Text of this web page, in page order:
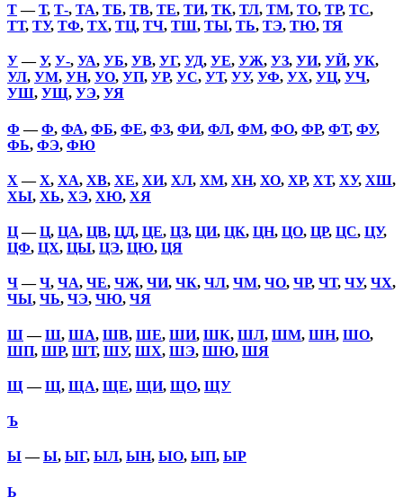
Т—Т, Т-, ТА, ТБ, ТВ, ТЕ, ТИ, ТК, ТЛ, ТМ, ТО, ТР, ТС,
ТТ, ТУ, ТФ, ТХ, ТЦ, ТЧ, ТШ, ТЫ, ТЬ, ТЭ, ТЮ, ТЯ
У—У, У-, УА, УБ, УВ, УГ, УД, УЕ, УЖ, УЗ, УИ, УЙ, УК,
УЛ, УМ, УН, УО, УП, УР, УС, УТ, УУ, УФ, УХ, УЦ, УЧ,
УШ, УЩ, УЭ, УЯ
Ф —Ф, ФА, ФБ, ФЕ, ФЗ, ФИ, ФЛ, ФМ, ФО, ФР, ФТ, ФУ,
ФЬ, ФЭ, ФЮ
Х —Х, ХА, ХВ, ХЕ, ХИ, ХЛ, ХМ, ХН, ХО, ХР, ХТ, ХУ, ХШ,
ХЫ, ХЬ, ХЭ, ХЮ, ХЯ
Ц—Ц, ЦА, ЦВ, ЦД, ЦЕ, ЦЗ, ЦИ, ЦК, ЦН, ЦО, ЦР, ЦС, ЦУ,
ЦФ, ЦХ, ЦЫ, ЦЭ, ЦЮ, ЦЯ
Ч—Ч, ЧА, ЧЕ, ЧЖ, ЧИ, ЧК, ЧЛ, ЧМ, ЧО, ЧР, ЧТ, ЧУ, ЧХ,
ЧЫ, ЧЬ, ЧЭ, ЧЮ, ЧЯ
Ш—Ш, ША, ШВ, ШЕ, ШИ, ШК, ШЛ, ШМ, ШН, ШО,
ШП, ШР, ШТ, ШУ, ШХ, ШЭ, ШЮ, ШЯ
Щ —Щ, ЩА, ЩЕ, ЩИ, ЩО, ЩУ
Ъ
Ы—Ы, ЫГ, ЫЛ, ЫН, ЫО, ЫП, ЫР
Ь